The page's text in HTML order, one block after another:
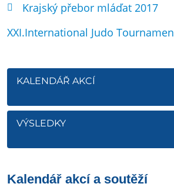
Krajský přebor mláďat 2017
XXI.International Judo
KALENDÁŘ AKCÍ
VÝSLEDKY
Kalendář akcí a soutěží